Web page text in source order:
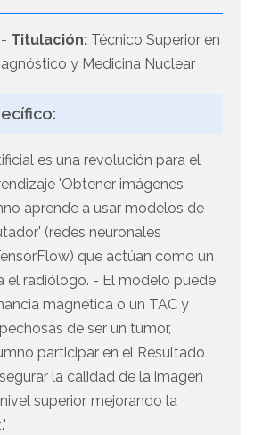
Titulación: Técnico Superior en
y Medicina Nuclear
es una revolución para el
'Obtener imágenes
aprende a usar modelos de
(redes neuronales
que actúan como un
el radiólogo. - El modelo puede
magnética o un TAC y
de ser un tumor,
participar en el Resultado
la calidad de la imagen
superior, mejorando la